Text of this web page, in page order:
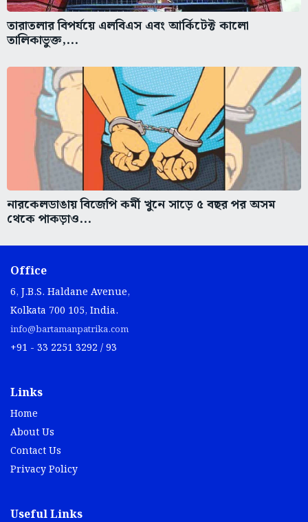
তারাতলার বিপর্যয়ে এলবিএস এবং আর্কিটেক্ট কালো
তালিকাভুক্ত,...
নারকেলডাঙায় বিজেপি কর্মী খুনে সাড়ে ৫ বছর পর অসম
থেকে পাকড়াও...
Office
6, J.B.S. Haldane Avenue,
Kolkata 700 105, India.
info@bartamanpatrika.com
+91 - 33 2251 3292 / 93
Links
Home
About Us
Contact Us
Privacy Policy
Useful Links